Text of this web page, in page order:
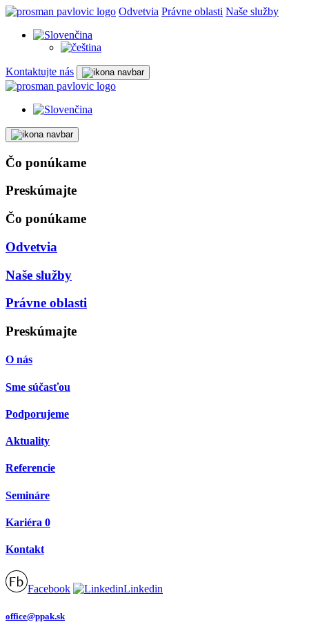
Odvetvia Právne oblasti Naše služby
Kontaktujte nás
Čo ponúkame
Preskúmajte
Čo ponúkame
Odvetvia
Naše služby
Právne oblasti
Preskúmajte
O nás
Sme súčasťou
Podporujeme
Aktuality
Referencie
Semináre
Kariéra 0
Kontakt
Facebook Linkedin
office@ppak.sk